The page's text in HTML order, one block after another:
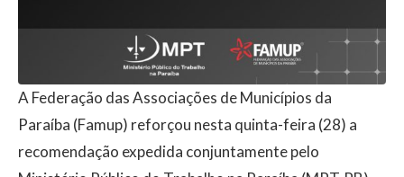
A Federação das Associações de Municípios da
Paraíba (Famup) reforçou nesta quinta-feira (28) a
recomendação expedida conjuntamente pelo